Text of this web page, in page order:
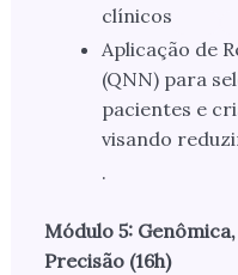
clínicos
Aplicação de
(QNN) para
pacientes e
visando
.
Módulo 5:
Precisão (16h)